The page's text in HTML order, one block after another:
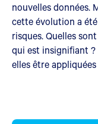
nouvelles données.
cette évolution a
risques. Quelles
qui est insignifiant
elles être appliquées